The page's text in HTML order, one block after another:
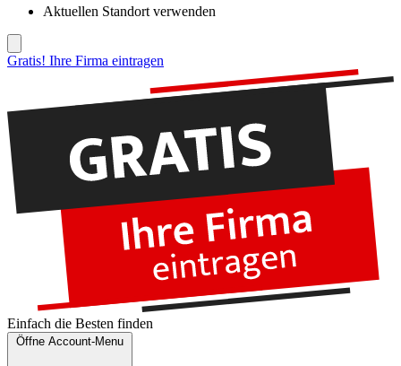
Aktuellen Standort verwenden
Gratis! Ihre Firma eintragen
Einfach die Besten finden
Öffne Account-Menu